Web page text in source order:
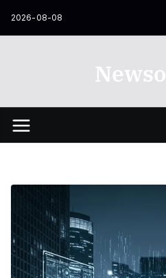
2026-08-08